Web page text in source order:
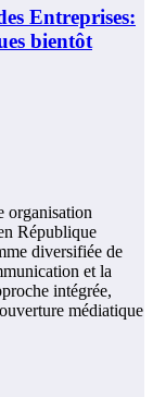
Entreprises:
bientôt
organisation
République
diversifiée de
et la
intégrée,
médiatique